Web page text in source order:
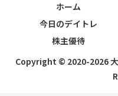
ホーム
今日のデイトレ
株主優待
Copyright © 2020-2026